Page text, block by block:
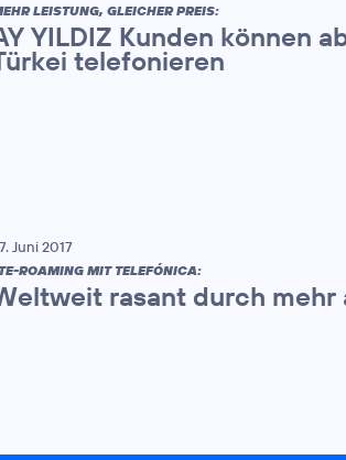
LEISTUNG, GLEICHER PREIS:
YILDIZ Kunden können
telefonieren
Juni 2017
ROAMING MIT TELEFÓNICA:
rasant durch mehr